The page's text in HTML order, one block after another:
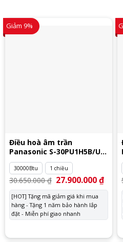
Giảm 9%
Điều hoà âm trần
Panasonic S-30PU1H5B/U-
30PN1H5
30000Btu 1 chiều
30.650.000₫ Giá
gốc
là:
30.650.000 ₫.
27.900.000₫Giá
tại
[HOT] Tặng mã giảm giá khi mua
hàng - Tặng 1 năm bảo hành lắp
đặt - Miễn phí giao nhanh